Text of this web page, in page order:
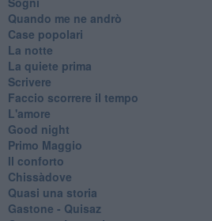
Quando me ne andrò
Case popolari
La notte
La quiete prima
Scrivere
Faccio scorrere il tempo
L'amore
Good night
Primo Maggio
Il conforto
Chissàdove
Quasi una storia
Gastone - Quisaz